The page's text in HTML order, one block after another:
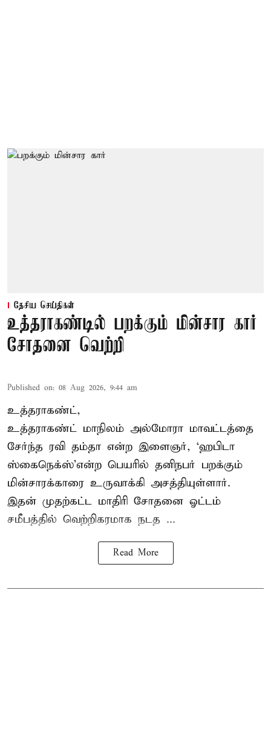
தேசிய செய்திகள்
உத்தராகண்டில் பறக்கும் மின்சார கார்
சோதனை வெற்றி
Published on: 08 Aug 2026, 9:44 am
உத்தராகண்ட்,
உத்தராகண்ட் மாநிலம் அல்மோரா மாவட்டத்தை
சேர்ந்த ரவி தம்தா என்ற இளைஞர், ‘ஹபிடா
ஸ்கைநெக்ஸ்’என்ற பெயரில் தனிநபர் பறக்கும்
மின்சாரக்காரை உருவாக்கி அசத்தியுள்ளார்.
இதன் முதற்கட்ட மாதிரி சோதனை ஓட்டம்
சமீபத்தில் வெற்றிகரமாக நடத ...
Read More